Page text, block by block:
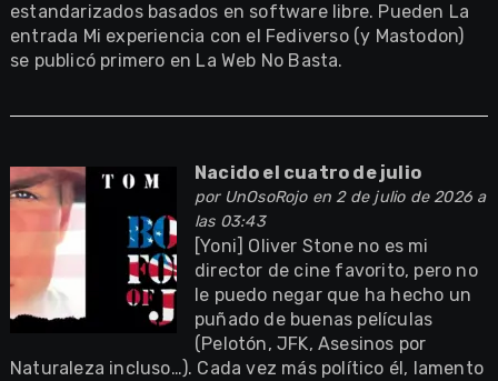
estandarizados basados en software libre. Pueden La
entrada Mi experiencia con el Fediverso (y Mastodon)
se publicó primero en La Web No Basta.
Nacido el cuatro de julio
por UnOsoRojoen 2 de julio de 2026 a
las 03:43
[Yoni] Oliver Stone no es mi
director de cine favorito, pero no
le puedo negar que ha hecho un
puñado de buenas películas
(Pelotón, JFK, Asesinos por
Naturaleza incluso…). Cada vez más político él, lamento